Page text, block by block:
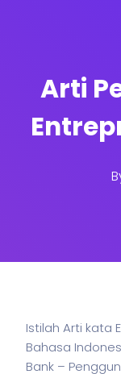
Arti
Istilah Arti kata
Bahasa
Bank –